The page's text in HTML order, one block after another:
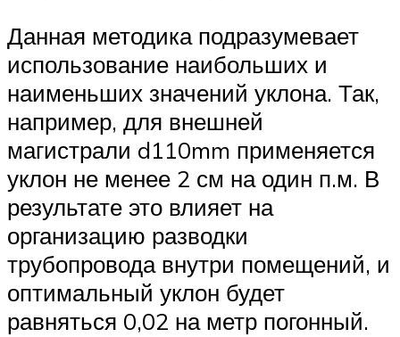
Данная методика подразумевает
использование наибольших и
наименьших значений уклона. Так,
например, для внешней
магистрали d110mm применяется
уклон не менее 2 см на один п.м. В
результате это влияет на
организацию разводки
трубопровода внутри помещений, и
оптимальный уклон будет
равняться 0,02 на метр погонный.